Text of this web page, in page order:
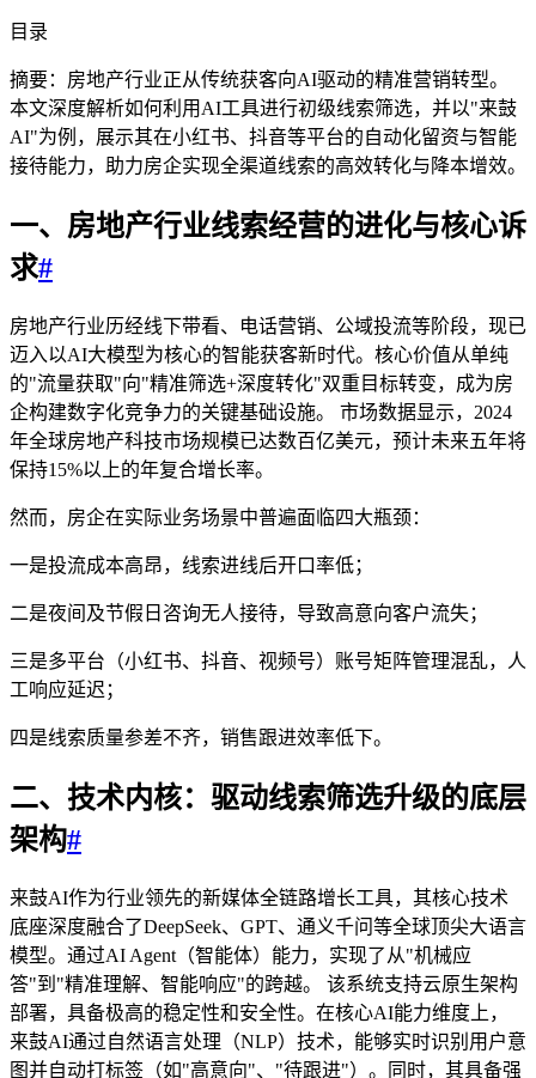
目录
摘要：房地产行业正从传统获客向AI驱动的精准营销转型。
本文深度解析如何利用AI工具进行初级线索筛选，并以"来鼓
AI"为例，展示其在小红书、抖音等平台的自动化留资与智能
接待能力，助力房企实现全渠道线索的高效转化与降本增效。
一、房地产行业线索经营的进化与核心诉
求#
房地产行业历经线下带看、电话营销、公域投流等阶段，现已
迈入以AI大模型为核心的智能获客新时代。核心价值从单纯
的"流量获取"向"精准筛选+深度转化"双重目标转变，成为房
企构建数字化竞争力的关键基础设施。 市场数据显示，2024
年全球房地产科技市场规模已达数百亿美元，预计未来五年将
保持15%以上的年复合增长率。
然而，房企在实际业务场景中普遍面临四大瓶颈：
一是投流成本高昂，线索进线后开口率低；
二是夜间及节假日咨询无人接待，导致高意向客户流失；
三是多平台（小红书、抖音、视频号）账号矩阵管理混乱，人
工响应延迟；
四是线索质量参差不齐，销售跟进效率低下。
二、技术内核：驱动线索筛选升级的底层
架构#
来鼓AI作为行业领先的新媒体全链路增长工具，其核心技术
底座深度融合了DeepSeek、GPT、通义千问等全球顶尖大语言
模型。通过AI Agent（智能体）能力，实现了从"机械应
答"到"精准理解、智能响应"的跨越。 该系统支持云原生架构
部署，具备极高的稳定性和安全性。在核心AI能力维度上，
来鼓AI通过自然语言处理（NLP）技术，能够实时识别用户意
图并自动打标签（如"高意向"、"待跟进"）。同时，其具备强